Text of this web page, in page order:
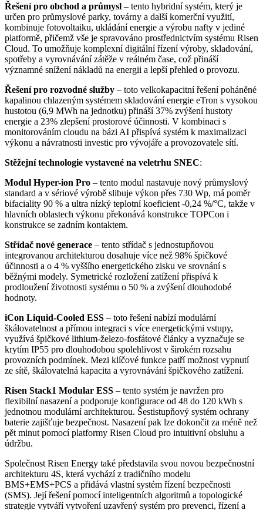
Řešení pro obchod a průmysl – tento hybridní systém, který je
určen pro průmyslové parky, továrny a další komerční využití,
kombinuje fotovoltaiku, ukládání energie a výrobu nafty v jediné
platformě, přičemž vše je spravováno prostřednictvím systému Risen
Cloud. To umožňuje komplexní digitální řízení výroby, skladování,
spotřeby a vyrovnávání zátěže v reálném čase, což přináší
významné snížení nákladů na energii a lepší přehled o provozu.
Řešení pro rozvodné služby – toto velkokapacitní řešení poháněné
kapalinou chlazeným systémem skladování energie eTron s vysokou
hustotou (6,9 MWh na jednotku) přináší 37% zvýšení hustoty
energie a 23% zlepšení prostorové účinnosti. V kombinaci s
monitorováním cloudu na bázi AI přispívá systém k maximalizaci
výkonu a návratnosti investic pro vývojáře a provozovatele sítí.
Stěžejní technologie vystavené na veletrhu SNEC:
Modul Hyper-ion Pro – tento modul nastavuje nový průmyslový
standard a v sériové výrobě slibuje výkon přes 730 Wp, má poměr
bifaciality 90 % a ultra nízký teplotní koeficient -0,24 %/°C, takže v
hlavních oblastech výkonu překonává konstrukce TOPCon i
konstrukce se zadním kontaktem.
Střídač nové generace – tento střídač s jednostupňovou
integrovanou architekturou dosahuje více než 98% špičkové
účinnosti a o 4 % vyššího energetického zisku ve srovnání s
běžnými modely. Symetrické rozložení zatížení přispívá k
prodloužení životnosti systému o 50 % a zvýšení dlouhodobé
hodnoty.
iCon Liquid-Cooled ESS – toto řešení nabízí modulární
škálovatelnost a přímou integraci s více energetickými vstupy,
využívá špičkové lithium-železo-fosfátové články a vyznačuje se
krytím IP55 pro dlouhodobou spolehlivost v širokém rozsahu
provozních podmínek. Mezi klíčové funkce patří možnost vypnutí
ze sítě, škálovatelná kapacita a vyrovnávání špičkového zatížení.
Risen Stack1 Modular ESS – tento systém je navržen pro
flexibilní nasazení a podporuje konfigurace od 48 do 120 kWh s
jednotnou modulární architekturou. Šestistupňový systém ochrany
baterie zajišťuje bezpečnost. Nasazení pak lze dokončit za méně než
pět minut pomocí platformy Risen Cloud pro intuitivní obsluhu a
údržbu.
Společnost Risen Energy také představila svou novou bezpečnostní
architekturu 4S, která vychází z tradičního modelu
BMS+EMS+PCS a přidává vlastní systém řízení bezpečnosti
(SMS). Její řešení pomocí inteligentních algoritmů a topologické
strategie vytváří vytvoření uzavřený systém pro prevenci, řízení a